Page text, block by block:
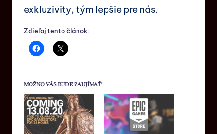
exkluzivity, tým lepšie pre nás.
Zdieľaj tento článok:
MOŽNO VÁS BUDE ZAUJÍMAŤ